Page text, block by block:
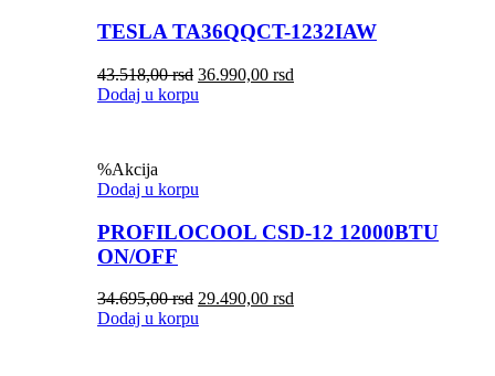
TESLA TA36QQCT-1232IAW
43.518,00rsd 36.990,00 rsd
Dodaj u korpu
%Akcija
Dodaj u korpu
PROFILOCOOL CSD-12 12000BTU
ON/OFF
34.695,00rsd 29.490,00 rsd
Dodaj u korpu